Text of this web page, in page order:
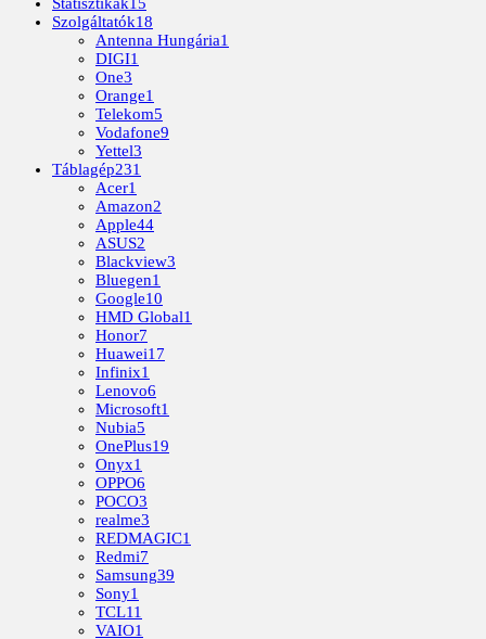
Statisztikák15
Szolgáltatók18
Antenna Hungária1
DIGI1
One3
Orange1
Telekom5
Vodafone9
Yettel3
Táblagép231
Acer1
Amazon2
Apple44
ASUS2
Blackview3
Bluegen1
Google10
HMD Global1
Honor7
Huawei17
Infinix1
Lenovo6
Microsoft1
Nubia5
OnePlus19
Onyx1
OPPO6
POCO3
realme3
REDMAGIC1
Redmi7
Samsung39
Sony1
TCL11
VAIO1